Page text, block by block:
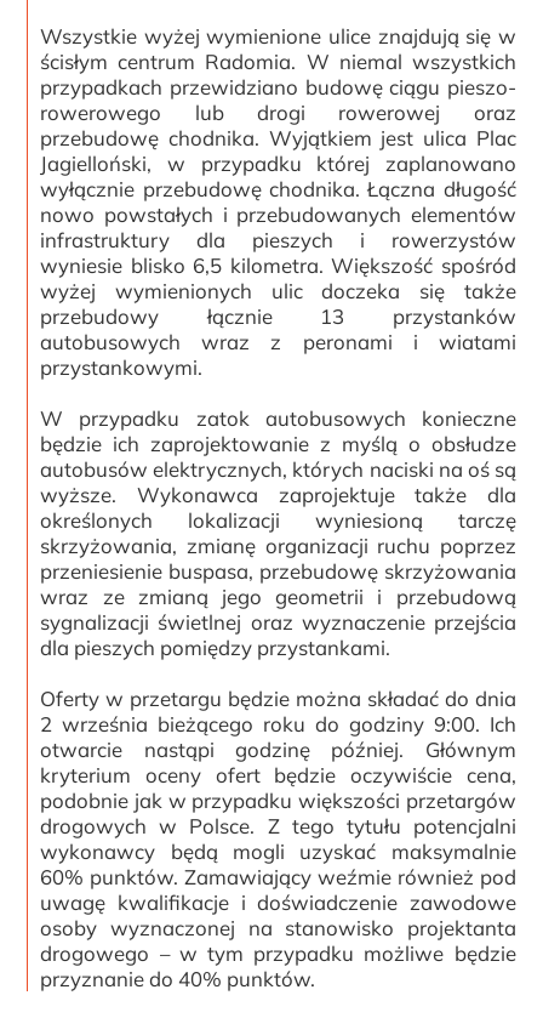
Wszystkie wyżej wymienione ulice znajdują się w
ścisłym centrum Radomia. W niemal wszystkich
przypadkach przewidziano budowę ciągu pieszo-
rowerowego lub drogi rowerowej oraz
przebudowę chodnika. Wyjątkiem jest ulica Plac
Jagielloński, w przypadku której zaplanowano
wyłącznie przebudowę chodnika. Łączna długość
nowo powstałych i przebudowanych elementów
infrastruktury dla pieszych i rowerzystów
wyniesie blisko 6,5 kilometra. Większość spośród
wyżej wymienionych ulic doczeka się także
przebudowy łącznie 13 przystanków
autobusowych wraz z peronami i wiatami
przystankowymi.
W przypadku zatok autobusowych konieczne
będzie ich zaprojektowanie z myślą o obsłudze
autobusów elektrycznych, których naciski na oś są
wyższe. Wykonawca zaprojektuje także dla
określonych lokalizacji wyniesioną tarczę
skrzyżowania, zmianę organizacji ruchu poprzez
przeniesienie buspasa, przebudowę skrzyżowania
wraz ze zmianą jego geometrii i przebudową
sygnalizacji świetlnej oraz wyznaczenie przejścia
dla pieszych pomiędzy przystankami.
Oferty w przetargu będzie można składać do dnia
2 września bieżącego roku do godziny 9:00. Ich
otwarcie nastąpi godzinę później. Głównym
kryterium oceny ofert będzie oczywiście cena,
podobnie jak w przypadku większości przetargów
drogowych w Polsce. Z tego tytułu potencjalni
wykonawcy będą mogli uzyskać maksymalnie
60% punktów. Zamawiający weźmie również pod
uwagę kwalifikacje i doświadczenie zawodowe
osoby wyznaczonej na stanowisko projektanta
drogowego – w tym przypadku możliwe będzie
przyznanie do 40% punktów.